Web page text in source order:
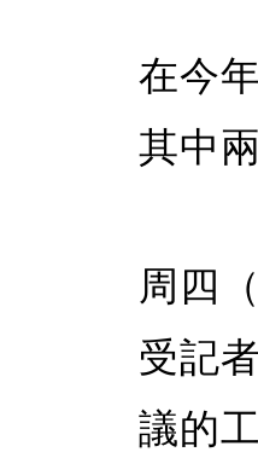
在今
其中
周四
受記
議的